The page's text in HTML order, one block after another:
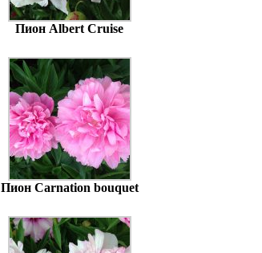
Пион Albert Cruise
Пион Carnation bouquet